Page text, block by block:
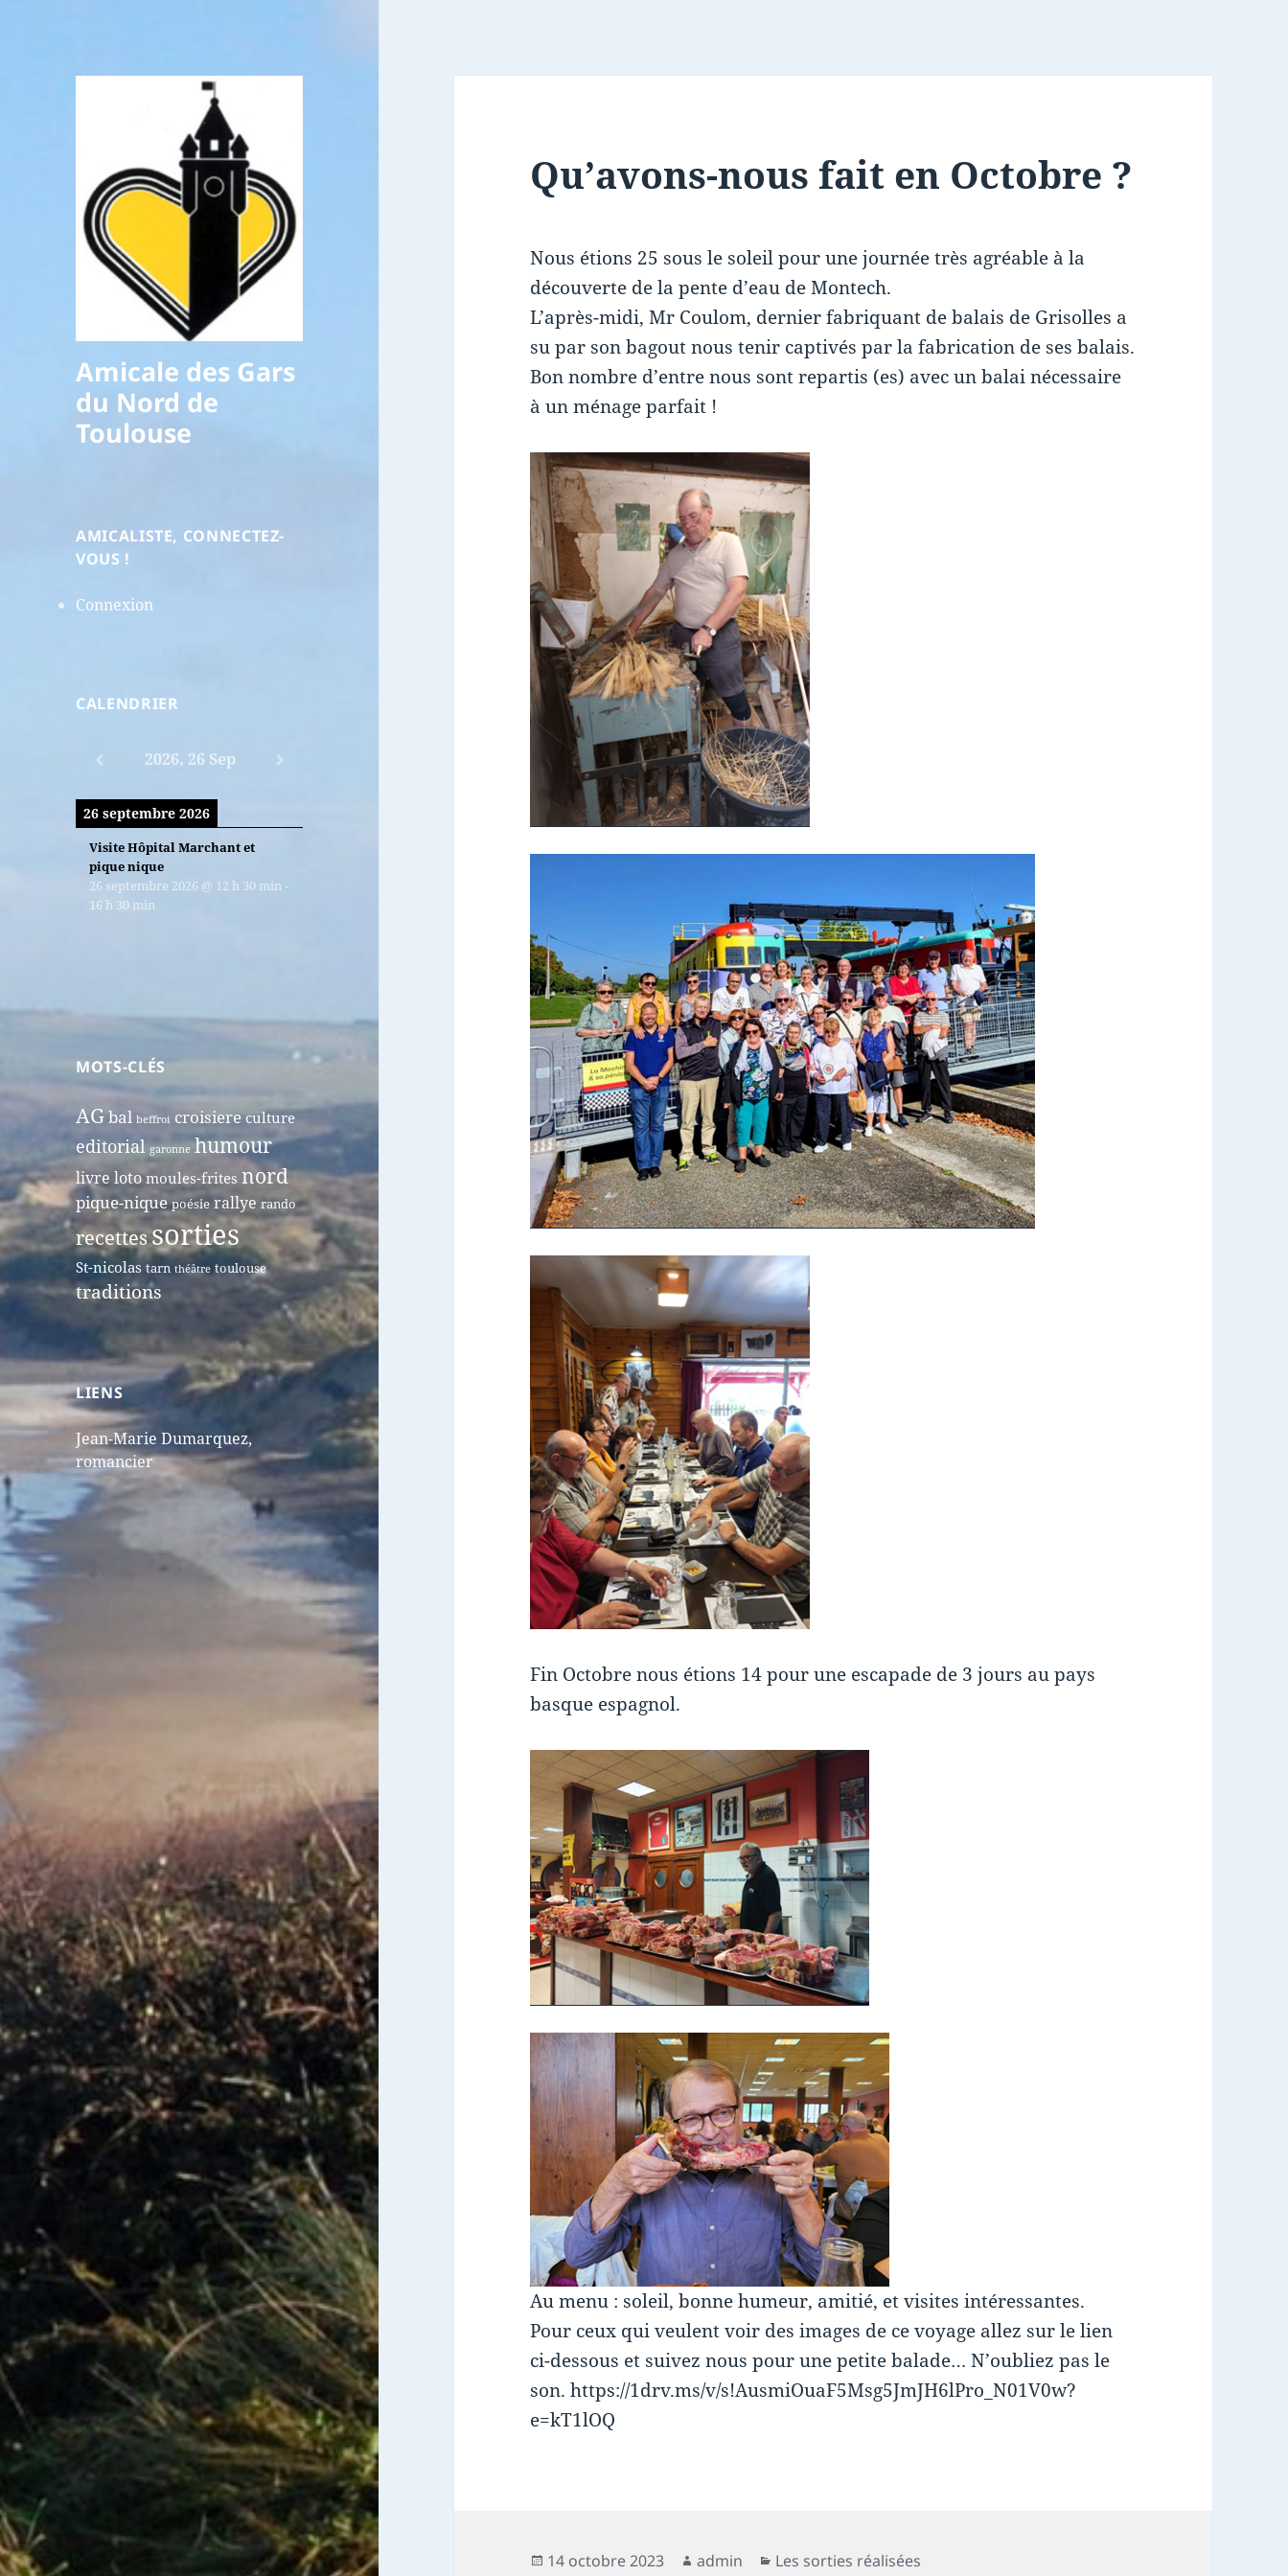
Amicale des Gars
du Nord de
Toulouse
AMICALISTE, CONNECTEZ-
VOUS !
Connexion
CALENDRIER
2026, 26 Sep
26 septembre 2026
Visite Hôpital Marchant et
pique nique
26 septembre 2026 @ 12 h 30 min-
16 h 30 min
MOTS-CLÉS
AGbal beffroi croisiereculture
editorial garonne humour
livre lotomoules-frites nord
pique-nique poésie rallye rando
recettessorties
St-nicolas tarn théâtre toulouse
traditions
LIENS
Jean-Marie Dumarquez,
romancier
Qu’avons-nous fait en Octobre ?
Nous étions 25 sous le soleil pour une journée très agréable à la
découverte de la pente d’eau de Montech.
L’après-midi, Mr Coulom, dernier fabriquant de balais de Grisolles a
su par son bagout nous tenir captivés par la fabrication de ses balais.
Bon nombre d’entre nous sont repartis (es) avec un balai nécessaire
à un ménage parfait !
Fin Octobre nous étions 14 pour une escapade de 3 jours au pays
basque espagnol.
Au menu : soleil, bonne humeur, amitié, et visites intéressantes.
Pour ceux qui veulent voir des images de ce voyage allez sur le lien
ci-dessous et suivez nous pour une petite balade… N’oubliez pas le
son. https://1drv.ms/v/s!AusmiOuaF5Msg5JmJH6lPro_N01V0w?
e=kT1lOQ
Publié
14 octobre 2023 Auteur
admin Catégories
Les sorties réalisées